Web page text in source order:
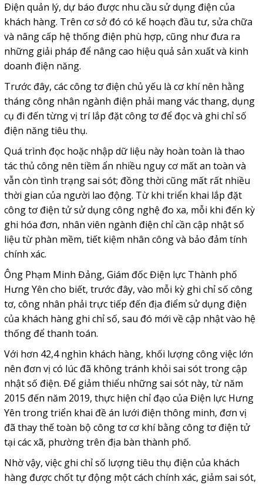
Ðiện quản lý, dự báo được nhu cầu sử dụng điện của
khách hàng. Trên cơ sở đó có kế hoạch đầu tư, sửa chữa
và nâng cấp hệ thống điện phù hợp, cũng như đưa ra
những giải pháp để nâng cao hiệu quả sản xuất và kinh
doanh điện năng.
Trước đây, các công tơ điện chủ yếu là cơ khí nên hằng
tháng công nhân ngành điện phải mang vác thang, dụng
cụ đi đến từng vị trí lắp đặt công tơ để đọc và ghi chỉ số
điện năng tiêu thụ.
Quá trình đọc hoặc nhập dữ liệu này hoàn toàn là thao
tác thủ công nên tiềm ẩn nhiều nguy cơ mất an toàn và
vẫn còn tình trạng sai sót; đồng thời cũng mất rất nhiều
thời gian của người lao động. Từ khi triển khai lắp đặt
công tơ điện tử sử dụng công nghệ đo xa, mỗi khi đến kỳ
ghi hóa đơn, nhân viên ngành điện chỉ cần cập nhật số
liệu từ phàn mềm, tiết kiệm nhân công và bảo đảm tính
chính xác.
Ông Phạm Minh Đảng, Giám đốc Điện lực Thành phố
Hưng Yên cho biết, trước đây, vào mỗi kỳ ghi chỉ số công
tơ, công nhân phải trực tiếp đến địa điểm sử dụng điện
của khách hàng ghi chỉ số, sau đó mới về cập nhật vào hệ
thống để thanh toán.
Với hơn 42,4 nghìn khách hàng, khối lượng công việc lớn
nên đơn vị có lúc đã không tránh khỏi sai sót trong cập
nhật số điện. Để giảm thiểu những sai sót này, từ năm
2015 đến năm 2019, thực hiện chỉ đạo của Điện lực Hưng
Yên trong triển khai đề án lưới điện thông minh, đơn vị
đã thay thế toàn bộ công tơ cơ khí bằng công tơ điện tử
tại các xã, phường trên địa bàn thành phố.
Nhờ vậy, việc ghi chỉ số lượng tiêu thụ điện của khách
hàng được chốt tự động một cách chính xác, giảm sai sót,